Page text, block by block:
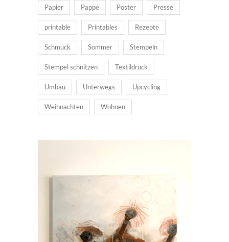
Papier Pappe Poster Presse
printable Printables Rezepte
Schmuck Sommer Stempeln
Stempel schnitzen Textildruck
Umbau Unterwegs Upcycling
Weihnachten Wohnen